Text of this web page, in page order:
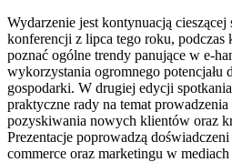
Wydarzenie jest kontynuacją
konferencji z lipca tego roku, podczas
poznać ogólne trendy panujące w e-
wykorzystania ogromnego potencjału
gospodarki. W drugiej edycji
praktyczne rady na temat
pozyskiwania nowych klientów oraz
Prezentacje poprowadzą
commerce oraz marketingu w mediach